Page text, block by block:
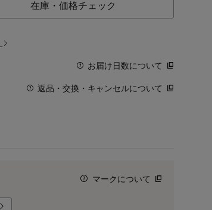
在庫・価格チェック
お届け日数について
返品・交換・キャンセルについて
マークについて